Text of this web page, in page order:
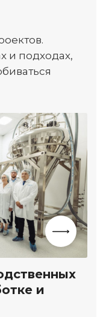
и подходах,
и